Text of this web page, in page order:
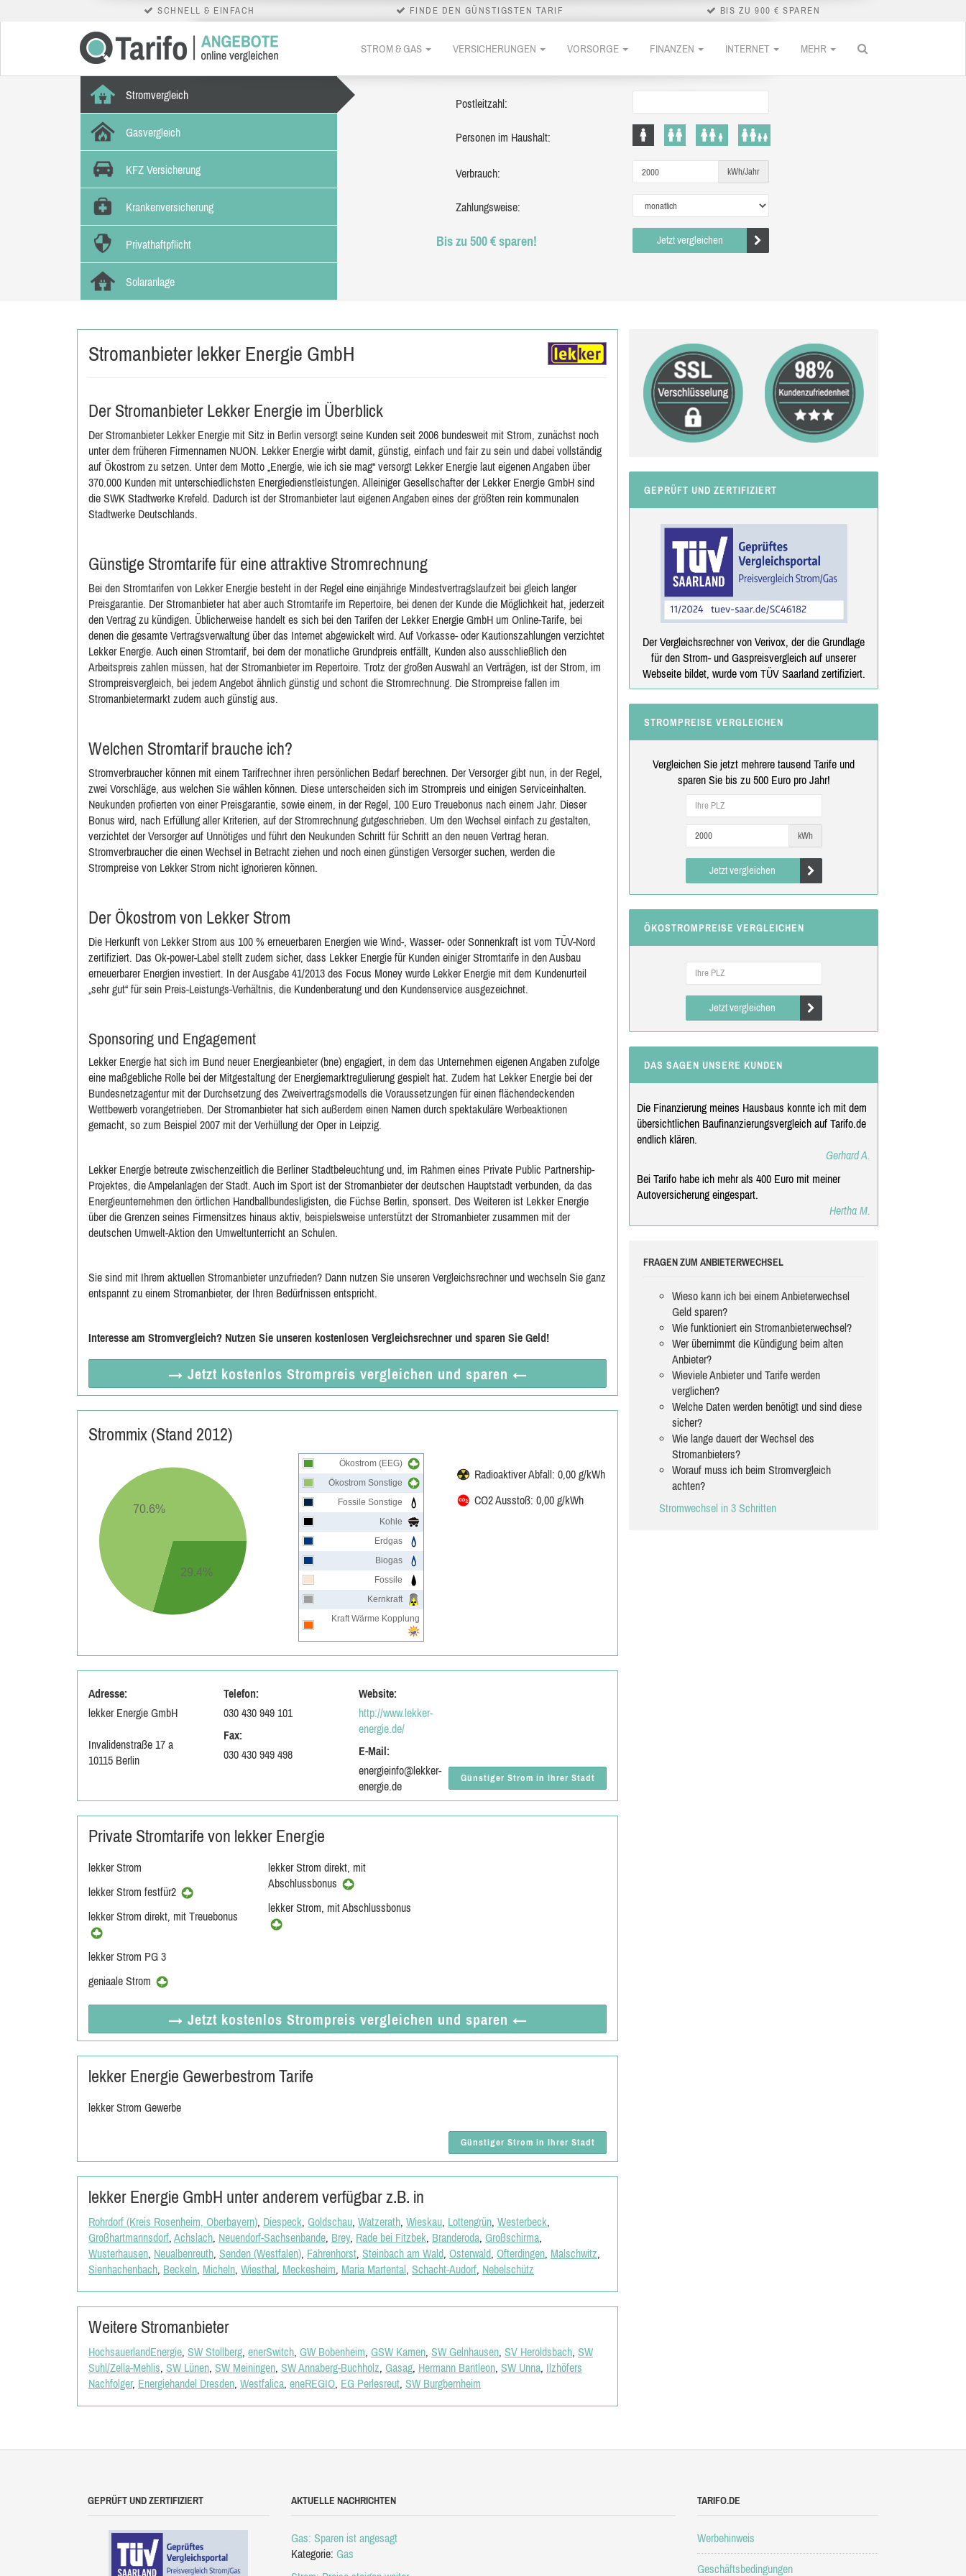
SCHNELL & EINFACH FINDE DEN GÜNSTIGSTEN TARIF BIS ZU 900 € SPAREN
STROM & GAS VERSICHERUNGEN VORSORGE FINANZEN INTERNET MEHR
Stromvergleich
Gasvergleich
KFZ Versicherung
Krankenversicherung
Privathaftpflicht
Solaranlage
Postleitzahl:
Personen im Haushalt:
Verbrauch: kWh/Jahr
Zahlungsweise:
Bis zu 500 € sparen! Jetzt vergleichen
Stromanbieter lekker Energie GmbH
Der Stromanbieter Lekker Energie im Überblick
Der Stromanbieter Lekker Energie mit Sitz in Berlin versorgt seine Kunden seit 2006 bundesweit mit Strom, zunächst noch
unter dem früheren Firmennamen NUON. Lekker Energie wirbt damit, günstig, einfach und fair zu sein und dabei vollständig
auf Ökostrom zu setzen. Unter dem Motto „Energie, wie ich sie mag“ versorgt Lekker Energie laut eigenen Angaben über
370.000 Kunden mit unterschiedlichsten Energiedienstleistungen. Alleiniger Gesellschafter der Lekker Energie GmbH sind
die SWK Stadtwerke Krefeld. Dadurch ist der Stromanbieter laut eigenen Angaben eines der größten rein kommunalen
Stadtwerke Deutschlands.
Günstige Stromtarife für eine attraktive Stromrechnung
Bei den Stromtarifen von Lekker Energie besteht in der Regel eine einjährige Mindestvertragslaufzeit bei gleich langer
Preisgarantie. Der Stromanbieter hat aber auch Stromtarife im Repertoire, bei denen der Kunde die Möglichkeit hat, jederzeit
den Vertrag zu kündigen. Üblicherweise handelt es sich bei den Tarifen der Lekker Energie GmbH um Online-Tarife, bei
denen die gesamte Vertragsverwaltung über das Internet abgewickelt wird. Auf Vorkasse- oder Kautionszahlungen verzichtet
Lekker Energie. Auch einen Stromtarif, bei dem der monatliche Grundpreis entfällt, Kunden also ausschließlich den
Arbeitspreis zahlen müssen, hat der Stromanbieter im Repertoire. Trotz der großen Auswahl an Verträgen, ist der Strom, im
Strompreisvergleich, bei jedem Angebot ähnlich günstig und schont die Stromrechnung. Die Strompreise fallen im
Stromanbietermarkt zudem auch günstig aus.
Welchen Stromtarif brauche ich?
Stromverbraucher können mit einem Tarifrechner ihren persönlichen Bedarf berechnen. Der Versorger gibt nun, in der Regel,
zwei Vorschläge, aus welchen Sie wählen können. Diese unterscheiden sich im Strompreis und einigen Serviceinhalten.
Neukunden profierten von einer Preisgarantie, sowie einem, in der Regel, 100 Euro Treuebonus nach einem Jahr. Dieser
Bonus wird, nach Erfüllung aller Kriterien, auf der Stromrechnung gutgeschrieben. Um den Wechsel einfach zu gestalten,
verzichtet der Versorger auf Unnötiges und führt den Neukunden Schritt für Schritt an den neuen Vertrag heran.
Stromverbraucher die einen Wechsel in Betracht ziehen und noch einen günstigen Versorger suchen, werden die
Strompreise von Lekker Strom nicht ignorieren können.
Der Ökostrom von Lekker Strom
Die Herkunft von Lekker Strom aus 100 % erneuerbaren Energien wie Wind-, Wasser- oder Sonnenkraft ist vom TÜV-Nord
zertifiziert. Das Ok-power-Label stellt zudem sicher, dass Lekker Energie für Kunden einiger Stromtarife in den Ausbau
erneuerbarer Energien investiert. In der Ausgabe 41/2013 des Focus Money wurde Lekker Energie mit dem Kundenurteil
„sehr gut“ für sein Preis-Leistungs-Verhältnis, die Kundenberatung und den Kundenservice ausgezeichnet.
Sponsoring und Engagement
Lekker Energie hat sich im Bund neuer Energieanbieter (bne) engagiert, in dem das Unternehmen eigenen Angaben zufolge
eine maßgebliche Rolle bei der Mitgestaltung der Energiemarktregulierung gespielt hat. Zudem hat Lekker Energie bei der
Bundesnetzagentur mit der Durchsetzung des Zweivertragsmodells die Voraussetzungen für einen flächendeckenden
Wettbewerb vorangetrieben. Der Stromanbieter hat sich außerdem einen Namen durch spektakuläre Werbeaktionen
gemacht, so zum Beispiel 2007 mit der Verhüllung der Oper in Leipzig.
Lekker Energie betreute zwischenzeitlich die Berliner Stadtbeleuchtung und, im Rahmen eines Private Public Partnership-
Projektes, die Ampelanlagen der Stadt. Auch im Sport ist der Stromanbieter der deutschen Hauptstadt verbunden, da das
Energieunternehmen den örtlichen Handballbundesligisten, die Füchse Berlin, sponsert. Des Weiteren ist Lekker Energie
über die Grenzen seines Firmensitzes hinaus aktiv, beispielsweise unterstützt der Stromanbieter zusammen mit der
deutschen Umwelt-Aktion den Umweltunterricht an Schulen.
Sie sind mit Ihrem aktuellen Stromanbieter unzufrieden? Dann nutzen Sie unseren Vergleichsrechner und wechseln Sie ganz
entspannt zu einem Stromanbieter, der Ihren Bedürfnissen entspricht.
Interesse am Stromvergleich? Nutzen Sie unseren kostenlosen Vergleichsrechner und sparen Sie Geld!
Advanced
→ Jetzt kostenlos Strompreis vergleichen und sparen ←
Strommix (Stand 2012)
Ökostrom (EEG)
Ökostrom Sonstige
Fossile Sonstige
Kohle
Erdgas
Biogas
Fossile
Kernkraft
Kraft Wärme Kopplung
29.4%
70.6%
Radioaktiver Abfall: 0,00 g/kWh
CO2 Ausstoß: 0,00 g/kWh
Adresse:
lekker Energie GmbH
Invalidenstraße 17 a
10115 Berlin
Telefon:
030 430 949 101
Fax:
030 430 949 498
Website:
http://www.lekker-
energie.de/
E-Mail:
energieinfo@lekker-
energie.de
Günstiger Strom in Ihrer Stadt
Private Stromtarife von lekker Energie
lekker Strom
lekker Strom festfür2
lekker Strom direkt, mit Treuebonus
lekker Strom PG 3
geniaale Strom
lekker Strom direkt, mit
Abschlussbonus
lekker Strom, mit Abschlussbonus
→ Jetzt kostenlos Strompreis vergleichen und sparen ←
lekker Energie Gewerbestrom Tarife
lekker Strom Gewerbe
Günstiger Strom in Ihrer Stadt
lekker Energie GmbH unter anderem verfügbar z.B. in
Rohrdorf (Kreis Rosenheim, Oberbayern), Diespeck, Goldschau, Watzerath, Wieskau, Lottengrün, Westerbeck,
Großhartmannsdorf, Achslach, Neuendorf-Sachsenbande, Brey, Rade bei Fitzbek, Branderoda, Großschirma,
Wusterhausen, Neualbenreuth, Senden (Westfalen), Fahrenhorst, Steinbach am Wald, Osterwald, Ofterdingen, Malschwitz,
Sienhachenbach, Beckeln, Micheln, Wiesthal, Meckesheim, Maria Martental, Schacht-Audorf, Nebelschütz
Weitere Stromanbieter
HochsauerlandEnergie, SW Stollberg, enerSwitch, GW Bobenheim, GSW Kamen, SW Gelnhausen, SV Heroldsbach, SW
Suhl/Zella-Mehlis, SW Lünen, SW Meiningen, SW Annaberg-Buchholz, Gasag, Hermann Bantleon, SW Unna, Ilzhöfers
Nachfolger, Energiehandel Dresden, Westfalica, eneREGIO, EG Perlesreut, SW Burgbernheim
GEPRÜFT UND ZERTIFIZIERT
Der Vergleichsrechner von Verivox, der die Grundlage
für den Strom- und Gaspreisvergleich auf unserer
Webseite bildet, wurde vom TÜV Saarland zertifiziert.
STROMPREISE VERGLEICHEN
Vergleichen Sie jetzt mehrere tausend Tarife und
sparen Sie bis zu 500 Euro pro Jahr!
kWh
Jetzt vergleichen
ÖKOSTROMPREISE VERGLEICHEN
Jetzt vergleichen
DAS SAGEN UNSERE KUNDEN
Die Finanzierung meines Hausbaus konnte ich mit dem
übersichtlichen Baufinanzierungsvergleich auf Tarifo.de
endlich klären.
Gerhard A.
Bei Tarifo habe ich mehr als 400 Euro mit meiner
Autoversicherung eingespart.
Hertha M.
FRAGEN ZUM ANBIETERWECHSEL
Wieso kann ich bei einem Anbieterwechsel
Geld sparen?
Wie funktioniert ein Stromanbieterwechsel?
Wer übernimmt die Kündigung beim alten
Anbieter?
Wieviele Anbieter und Tarife werden
verglichen?
Welche Daten werden benötigt und sind diese
sicher?
Wie lange dauert der Wechsel des
Stromanbieters?
Worauf muss ich beim Stromvergleich
achten?
Stromwechsel in 3 Schritten
GEPRÜFT UND ZERTIFIZIERT AKTUELLE NACHRICHTEN
Gas: Sparen ist angesagt
Kategorie: Gas
TARIFO.DE
Werbehinweis
Geschäftsbedingungen